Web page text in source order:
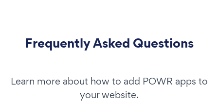
Frequently Asked Questions
Learn more about how to add POWR apps to
your website.